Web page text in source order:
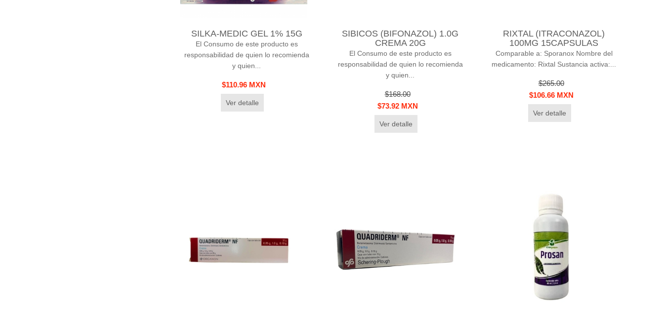
SILKA-MEDIC GEL 1% 15G
El Consumo de este producto es
responsabilidad de quien lo recomienda
y quien...
$110.96 MXN
Ver detalle
SIBICOS (BIFONAZOL) 1.0G
CREMA 20G
El Consumo de este producto es
responsabilidad de quien lo recomienda
y quien...
$168.00
$73.92 MXN
Ver detalle
RIXTAL (ITRACONAZOL)
100MG 15CAPSULAS
Comparable a: Sporanox Nombre del
medicamento: Rixtal Sustancia activa:...
$265.00
$106.66 MXN
Ver detalle